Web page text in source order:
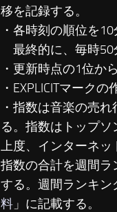
移を記録する。
・各時刻の順位を10
最終的に、毎時50
・更新時点の1位か
・EXPLICITマーク
・指数は音楽の売
る。指数はトップ
上度、インターネ
指数の合計を週間ラ
する。週間ランキン
料 」に記載する。